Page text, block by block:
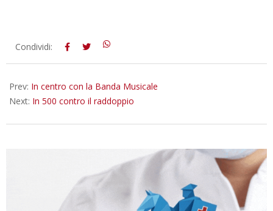
2012-
Condividi:
Prev: In centro con la Banda Musicale
Next: In 500 contro il raddoppio